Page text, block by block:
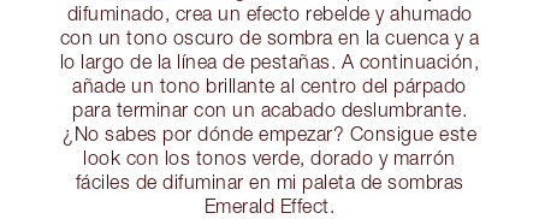
difuminado, crea un efecto rebelde y ahumado
con un tono oscuro de sombra en la cuenca y a
lo largo de la línea de pestañas. A continuación,
añade un tono brillante al centro del párpado
para terminar con un acabado deslumbrante.
¿No sabes por dónde empezar? Consigue este
look con los tonos verde, dorado y marrón
fáciles de difuminar en mi paleta de sombras
Emerald Effect.